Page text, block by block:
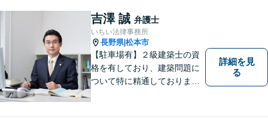
さい。
吉澤 誠 弁護士
いちい法律事務所
長野県|松本市
【駐車場有】２級建築士の資
格を有しており、建築問題に
ついて特に精通しておりま
対応を心がけております。お
詳細を見
る